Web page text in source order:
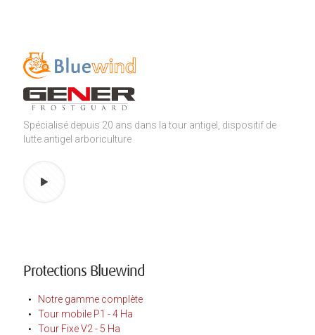
Spécialisé depuis 20 ans dans la tour antigel, dispositif de
lutte antigel arboriculture
Protections Bluewind
Notre gamme complète
Tour mobile P1 - 4 Ha
Tour Fixe V2 - 5 Ha